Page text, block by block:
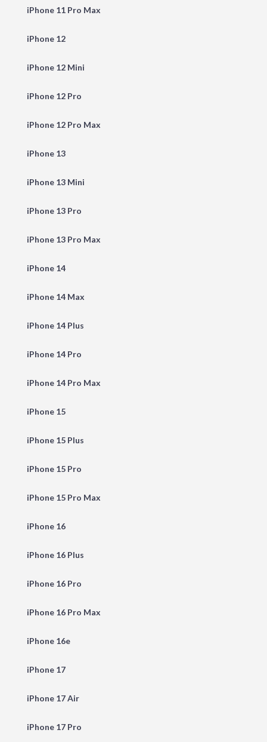
iPhone 11 Pro Max
iPhone 12
iPhone 12 Mini
iPhone 12 Pro
iPhone 12 Pro Max
iPhone 13
iPhone 13 Mini
iPhone 13 Pro
iPhone 13 Pro Max
iPhone 14
iPhone 14 Max
iPhone 14 Plus
iPhone 14 Pro
iPhone 14 Pro Max
iPhone 15
iPhone 15 Plus
iPhone 15 Pro
iPhone 15 Pro Max
iPhone 16
iPhone 16 Plus
iPhone 16 Pro
iPhone 16 Pro Max
iPhone 16e
iPhone 17
iPhone 17 Air
iPhone 17 Pro